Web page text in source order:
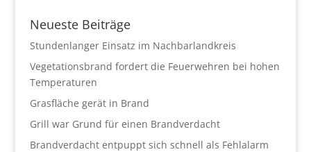
Neueste Beiträge
Stundenlanger Einsatz im Nachbarlandkreis
Vegetationsbrand fordert die Feuerwehren bei hohen
Temperaturen
Grasfläche gerät in Brand
Grill war Grund für einen Brandverdacht
Brandverdacht entpuppt sich schnell als Fehlalarm